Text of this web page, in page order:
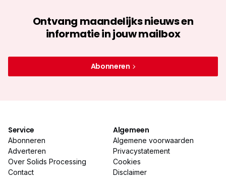
Ontvang maandelijks nieuws en
informatie in jouw mailbox
Abonneren
Service
Abonneren
Adverteren
Over Solids Processing
Contact
Algemeen
Algemene voorwaarden
Privacystatement
Cookies
Disclaimer